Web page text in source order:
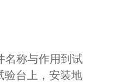
名称与作用到试
验台上，安装地